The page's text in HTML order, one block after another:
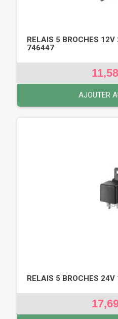
RELAIS 5 BROCHES
746447
AJOUTER
RELAIS 5 BROCHES